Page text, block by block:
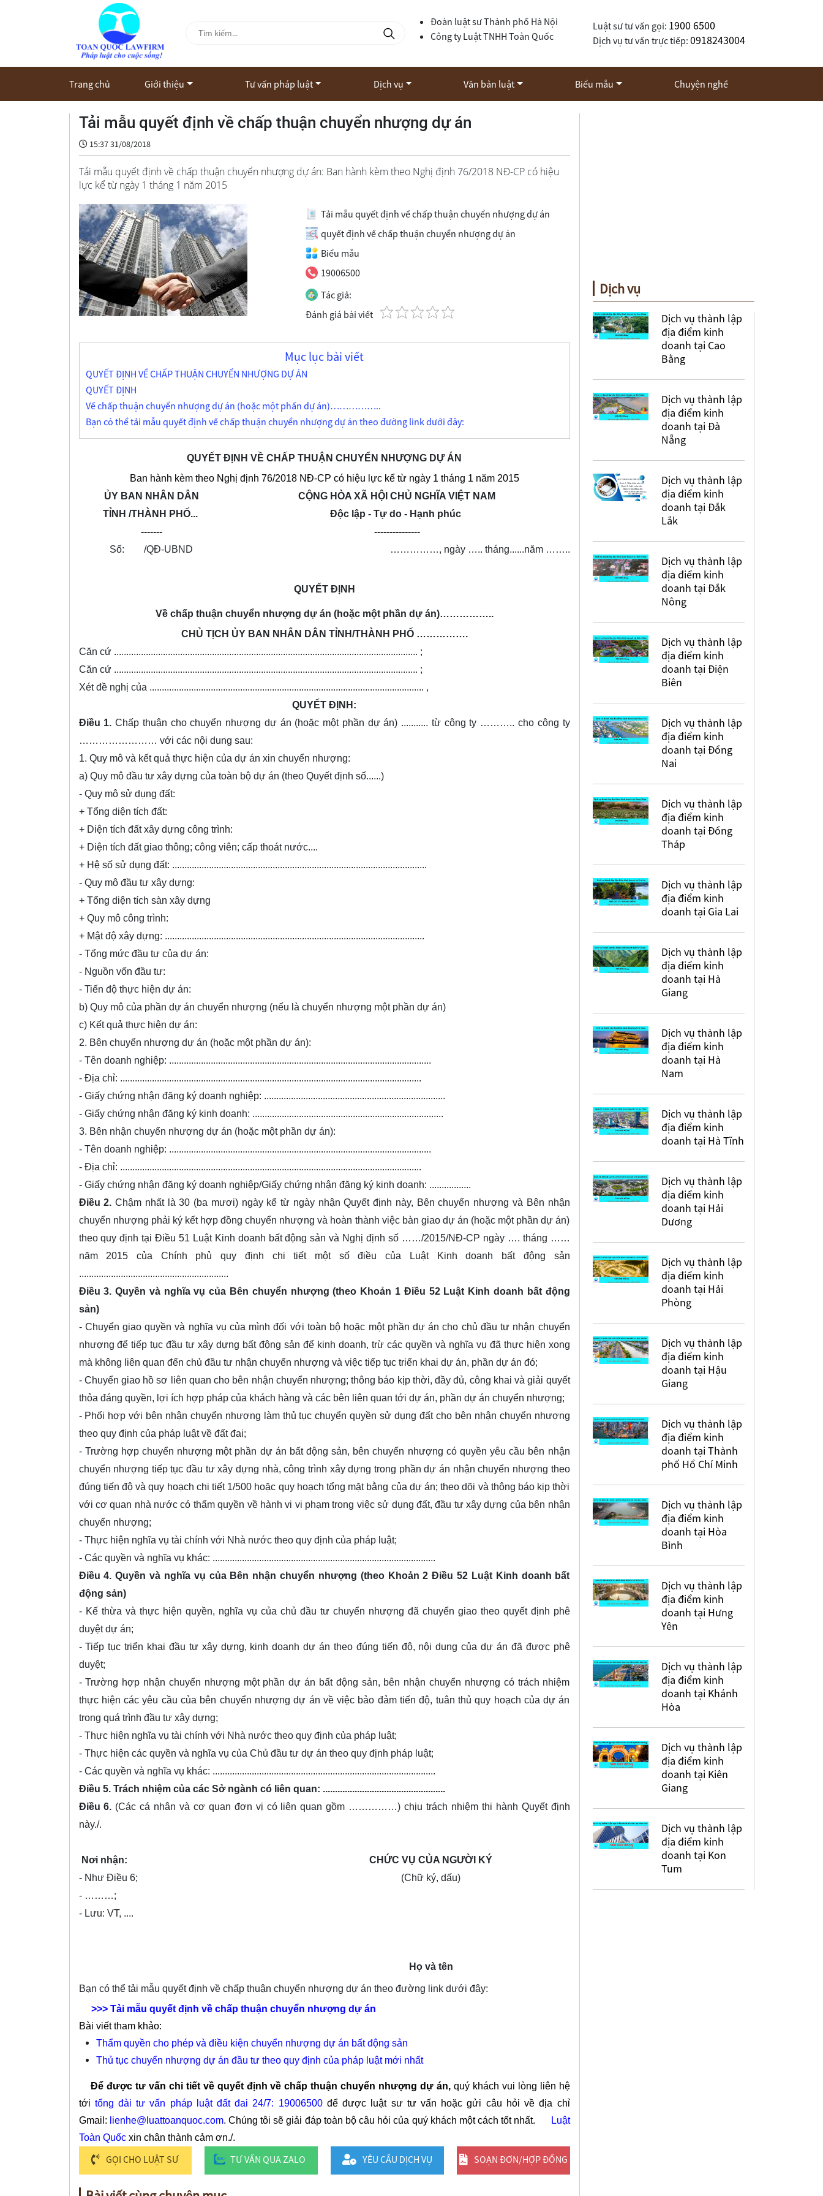
Đoàn luật sư Thành phố Hà Nội
Công ty Luật TNHH Toàn Quốc
Luật sư tư vấn gọi: 1900 6500
Dịch vụ tư vấn trực tiếp: 0918243004
Trang chủ Giới thiệu Tư vấn pháp luật Dịch vụ Văn bản luật Biểu mẫu Chuyện nghề
Tải mẫu quyết định về chấp thuận chuyển nhượng dự án
15:37 31/08/2018
Tải mẫu quyết định về chấp thuận chuyển nhượng dự án: Ban hành kèm theo Nghị định 76/2018 NĐ-CP có hiệu
lực kể từ ngày 1 tháng 1 năm 2015
Tải mẫu quyết định về chấp thuận chuyển nhượng dự án
quyết định về chấp thuận chuyển nhượng dự án
Biểu mẫu
19006500
Tác giả:
Đánh giá bài viết
Mục lục bài viết
QUYẾT ĐỊNH VỀ CHẤP THUẬN CHUYỂN NHƯỢNG DỰ ÁN
QUYẾT ĐỊNH
Về chấp thuận chuyển nhượng dự án (hoặc một phần dự án)……………..
Bạn có thể tải mẫu quyết định về chấp thuận chuyển nhượng dự án theo đường link dưới đây:
QUYẾT ĐỊNH VỀ CHẤP THUẬN CHUYỂN NHƯỢNG DỰ ÁN
Ban hành kèm theo Nghị định 76/2018 NĐ-CP có hiệu lực kể từ ngày 1 tháng 1 năm 2015
ỦY BAN NHÂN DÂN
TỈNH /THÀNH PHỐ...
-------
CỘNG HÒA XÃ HỘI CHỦ NGHĨA VIỆT NAM
Độc lập - Tự do - Hạnh phúc
---------------
Số:
/QĐ-UBND ……………, ngày ….. tháng......năm ……..
QUYẾT ĐỊNH
Về chấp thuận chuyển nhượng dự án (hoặc một phần dự án)……………..
CHỦ TỊCH ỦY BAN NHÂN DÂN TỈNH/THÀNH PHỐ …………….
Căn cứ ............................................................................................................................ ;
Căn cứ ............................................................................................................................ ;
Xét đề nghị của ................................................................................................................ ,
QUYẾT ĐỊNH:
Điều 1. Chấp thuận cho chuyển nhượng dự án (hoặc một phần dự án) ........... từ công ty ……….. cho công ty
…………………… với các nội dung sau:
1. Quy mô và kết quả thực hiện của dự án xin chuyển nhượng:
a) Quy mô đầu tư xây dựng của toàn bộ dự án (theo Quyết định số......)
- Quy mô sử dụng đất:
+ Tổng diện tích đất:
+ Diện tích đất xây dựng công trình:
+ Diện tích đất giao thông; công viên; cấp thoát nước....
+ Hệ số sử dụng đất: ........................................................................................................
- Quy mô đầu tư xây dựng:
+ Tổng diện tích sàn xây dựng
+ Quy mô công trình:
+ Mật độ xây dựng: ..........................................................................................................
- Tổng mức đầu tư của dự án:
- Nguồn vốn đầu tư:
- Tiến độ thực hiện dự án:
b) Quy mô của phần dự án chuyển nhượng (nếu là chuyển nhượng một phần dự án)
c) Kết quả thực hiện dự án:
2. Bên chuyển nhượng dự án (hoặc một phần dự án):
- Tên doanh nghiệp: ...........................................................................................................
- Địa chỉ: ...........................................................................................................................
- Giấy chứng nhận đăng ký doanh nghiệp: ..........................................................................
- Giấy chứng nhận đăng ký kinh doanh: ..............................................................................
3. Bên nhận chuyển nhượng dự án (hoặc một phần dự án):
- Tên doanh nghiệp: ...........................................................................................................
- Địa chỉ: ...........................................................................................................................
- Giấy chứng nhận đăng ký doanh nghiệp/Giấy chứng nhận đăng ký kinh doanh: .................
Điều 2. Chậm nhất là 30 (ba mươi) ngày kể từ ngày nhận Quyết định này, Bên chuyển nhượng và Bên nhận
chuyển nhượng phải ký kết hợp đồng chuyển nhượng và hoàn thành việc bàn giao dự án (hoặc một phần dự án)
theo quy định tại Điều 51 Luật Kinh doanh bất động sản và Nghị định số ……/2015/NĐ-CP ngày …. tháng ……
năm 2015 của Chính phủ quy định chi tiết một số điều của Luật Kinh doanh bất động sản
.............................................................
Điều 3. Quyền và nghĩa vụ của Bên chuyển nhượng (theo Khoản 1 Điều 52 Luật Kinh doanh bất động
sản)
- Chuyển giao quyền và nghĩa vụ của mình đối với toàn bộ hoặc một phần dự án cho chủ đầu tư nhận chuyển
nhượng để tiếp tục đầu tư xây dựng bất động sản để kinh doanh, trừ các quyền và nghĩa vụ đã thực hiện xong
mà không liên quan đến chủ đầu tư nhận chuyển nhượng và việc tiếp tục triển khai dự án, phần dự án đó;
- Chuyển giao hồ sơ liên quan cho bên nhận chuyển nhượng; thông báo kịp thời, đầy đủ, công khai và giải quyết
thỏa đáng quyền, lợi ích hợp pháp của khách hàng và các bên liên quan tới dự án, phần dự án chuyển nhượng;
- Phối hợp với bên nhận chuyển nhượng làm thủ tục chuyển quyền sử dụng đất cho bên nhận chuyển nhượng
theo quy định của pháp luật về đất đai;
- Trường hợp chuyển nhượng một phần dự án bất động sản, bên chuyển nhượng có quyền yêu cầu bên nhận
chuyển nhượng tiếp tục đầu tư xây dựng nhà, công trình xây dựng trong phần dự án nhận chuyển nhượng theo
đúng tiến độ và quy hoạch chi tiết 1/500 hoặc quy hoạch tổng mặt bằng của dự án; theo dõi và thông báo kịp thời
với cơ quan nhà nước có thẩm quyền về hành vi vi phạm trong việc sử dụng đất, đầu tư xây dựng của bên nhận
chuyển nhượng;
- Thực hiện nghĩa vụ tài chính với Nhà nước theo quy định của pháp luật;
- Các quyền và nghĩa vụ khác: ...........................................................................................
Điều 4. Quyền và nghĩa vụ của Bên nhận chuyển nhượng (theo Khoản 2 Điều 52 Luật Kinh doanh bất
động sản)
- Kế thừa và thực hiện quyền, nghĩa vụ của chủ đầu tư chuyển nhượng đã chuyển giao theo quyết định phê
duyệt dự án;
- Tiếp tục triển khai đầu tư xây dựng, kinh doanh dự án theo đúng tiến độ, nội dung của dự án đã được phê
duyệt;
- Trường hợp nhận chuyển nhượng một phần dự án bất động sản, bên nhận chuyển nhượng có trách nhiệm
thực hiện các yêu cầu của bên chuyển nhượng dự án về việc bảo đảm tiến độ, tuân thủ quy hoạch của dự án
trong quá trình đầu tư xây dựng;
- Thực hiện nghĩa vụ tài chính với Nhà nước theo quy định của pháp luật;
- Thực hiện các quyền và nghĩa vụ của Chủ đầu tư dự án theo quy định pháp luật;
- Các quyền và nghĩa vụ khác: ...........................................................................................
Điều 5. Trách nhiệm của các Sở ngành có liên quan: ..................................................
Điều 6. (Các cá nhân và cơ quan đơn vị có liên quan gồm ……………) chịu trách nhiệm thi hành Quyết định
này./.
Nơi nhận:
- Như Điều 6;
- ………;
- Lưu: VT, ....
CHỨC VỤ CỦA NGƯỜI KÝ
(Chữ ký, dấu)
Họ và tên
Bạn có thể tải mẫu quyết định về chấp thuận chuyển nhượng dự án theo đường link dưới đây:
>>> Tải mẫu quyết định về chấp thuận chuyển nhượng dự án
Bài viết tham khảo:
Thẩm quyền cho phép và điều kiện chuyển nhượng dự án bất động sản
Thủ tục chuyển nhượng dự án đầu tư theo quy định của pháp luật mới nhất
Để được tư vấn chi tiết về quyết định về chấp thuận chuyển nhượng dự án,quý khách vui lòng liên hệ
tới tổng đài tư vấn pháp luật đất đai 24/7: 19006500để được luật sư tư vấn hoặc gửi câu hỏi về địa chỉ
Gmail: lienhe@luattoanquoc.com. Chúng tôi sẽ giải đáp toàn bộ câu hỏi của quý khách một cách tốt nhất.
Luật
Toàn Quốcxin chân thành cảm ơn./.
GỌI CHO LUẬT SƯ TƯ VẤN QUA ZALO YÊU CẦU DỊCH VỤ SOẠN ĐƠN/HỢP ĐỒNG
Dịch vụ
Dịch vụ thành lập
địa điểm kinh
doanh tại Cao
Bằng
Dịch vụ thành lập
địa điểm kinh
doanh tại Đà
Nẵng
Dịch vụ thành lập
địa điểm kinh
doanh tại Đắk
Lắk
Dịch vụ thành lập
địa điểm kinh
doanh tại Đắk
Nông
Dịch vụ thành lập
địa điểm kinh
doanh tại Điện
Biên
Dịch vụ thành lập
địa điểm kinh
doanh tại Đồng
Nai
Dịch vụ thành lập
địa điểm kinh
doanh tại Đồng
Tháp
Dịch vụ thành lập
địa điểm kinh
doanh tại Gia Lai
Dịch vụ thành lập
địa điểm kinh
doanh tại Hà
Giang
Dịch vụ thành lập
địa điểm kinh
doanh tại Hà
Nam
Dịch vụ thành lập
địa điểm kinh
doanh tại Hà Tĩnh
Dịch vụ thành lập
địa điểm kinh
doanh tại Hải
Dương
Dịch vụ thành lập
địa điểm kinh
doanh tại Hải
Phòng
Dịch vụ thành lập
địa điểm kinh
doanh tại Hậu
Giang
Dịch vụ thành lập
địa điểm kinh
doanh tại Thành
phố Hồ Chí Minh
Dịch vụ thành lập
địa điểm kinh
doanh tại Hòa
Bình
Dịch vụ thành lập
địa điểm kinh
doanh tại Hưng
Yên
Dịch vụ thành lập
địa điểm kinh
doanh tại Khánh
Hòa
Dịch vụ thành lập
địa điểm kinh
doanh tại Kiên
Giang
Dịch vụ thành lập
địa điểm kinh
doanh tại Kon
Tum